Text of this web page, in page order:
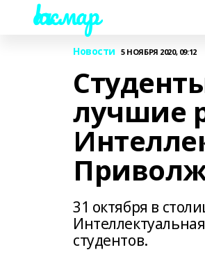
Һаҡмар
Новости 5 НОЯБРЯ 2020, 09:12
лучшие
31 октября в
студентов.